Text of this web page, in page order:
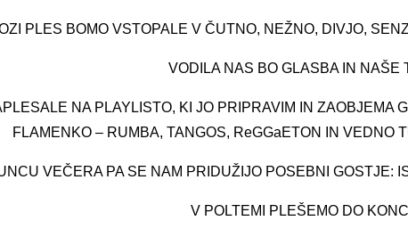
PLES BOMO VSTOPALE V ČUTNO, NEŽNO, DIVJO,
VODILA NAS BO GLASBA IN NAŠE
NA PLAYLISTO, KI JO PRIPRAVIM IN ZAOBJEMA
FLAMENKO – RUMBA, TANGOS, ReGGaETON IN VEDNO
VEČERA PA SE NAM PRIDUŽIJO POSEBNI GOSTJE:
V POLTEMI PLEŠEMO DO